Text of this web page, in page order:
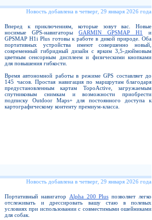
Новость добавлена в четверг, 29 января 2026 года
Вперед к приключениям, которые зовут вас. Новые
носимые GPS-навигаторы GARMIN GPSMAP H1
и
GPSMAP H1i Plus готовы к работе в дикой природе. Оба
портативных устройства имеют совершенно новый,
современный гибридный дизайн с ярким 3,5-дюймовым
цветным сенсорным дисплеем и физическими кнопками
для повышения гибкости.
Время автономной работы в режиме GPS составляет до
145 часов. Простая навигация по маршрутам благодаря
предустановленным картам TopoActive, загружаемым
спутниковым снимкам и возможности приобрести
подписку Outdoor Maps+ для постоянного доступа к
картографическому контенту премиум-класса.
Новость добавлена в четверг, 29 января 2026 года
Портативный навигатор Alpha 200 Plus позволяет легко
отслеживать и дрессировать вашу стаю в полевых
условиях при использовании с совместимыми ошейниками
для собак.